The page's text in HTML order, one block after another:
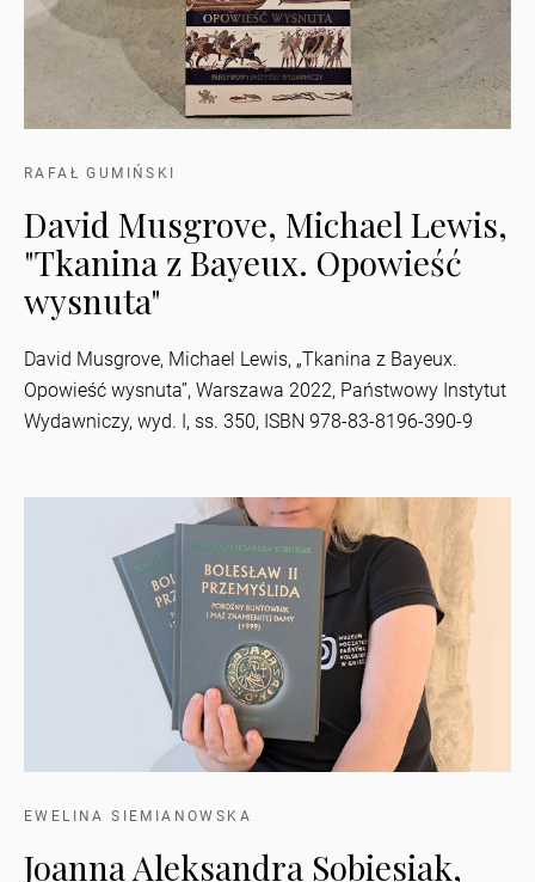
RAFAŁ GUMIŃSKI
David Musgrove, Michael Lewis,
"Tkanina z Bayeux. Opowieść
wysnuta"
David Musgrove, Michael Lewis, „Tkanina z Bayeux.
Opowieść wysnuta”, Warszawa 2022, Państwowy Instytut
Wydawniczy, wyd. I, ss. 350, ISBN 978-83-8196-390-9
EWELINA SIEMIANOWSKA
Joanna Aleksandra Sobiesiak,